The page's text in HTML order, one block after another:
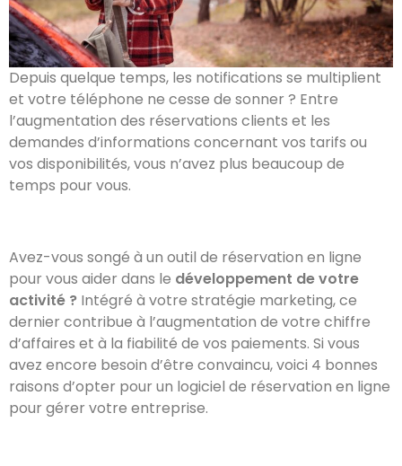
Depuis quelque temps, les notifications se multiplient
et votre téléphone ne cesse de sonner ? Entre
l’augmentation des réservations clients et les
demandes d’informations concernant vos tarifs ou
vos disponibilités, vous n’avez plus beaucoup de
temps pour vous.
Avez-vous songé à un outil de réservation en ligne
pour vous aider dans le développement de votre
activité ? Intégré à votre stratégie marketing, ce
dernier contribue à l’augmentation de votre chiffre
d’affaires et à la fiabilité de vos paiements. Si vous
avez encore besoin d’être convaincu, voici 4 bonnes
raisons d’opter pour un logiciel de réservation en ligne
pour gérer votre entreprise.